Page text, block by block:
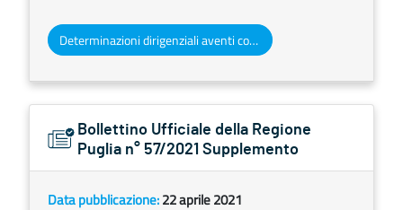
Determinazioni dirigenziali aventi contenuto di interesse generale
Bollettino Ufficiale della Regione
Puglia n° 57/2021 Supplemento
Data pubblicazione:22 aprile 2021